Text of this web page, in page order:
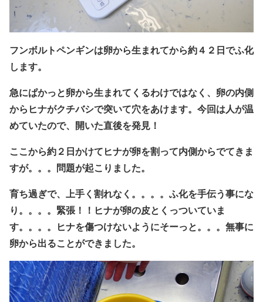
フンボルトペンギンは卵から生まれてから約４２日でふ化
します。
急にぱかっと卵から生まれてくるわけではなく、 卵の内側
からヒナがクチバシで突いて穴をあけます。 今回は人が温
めていたので、開いた直後を発見！
ここから約２日かけてヒナが卵を割って内側からでてきま
すが。。。問題が起こりました。
育ち過ぎで、上手く割れなく。。。。ふ化を手伝う事にな
り。。。。緊張！！ ヒナが卵の皮とくっついていま
す。。。。ヒナを傷つけないようにそーっと。。。 無事に
卵から出ることができました。